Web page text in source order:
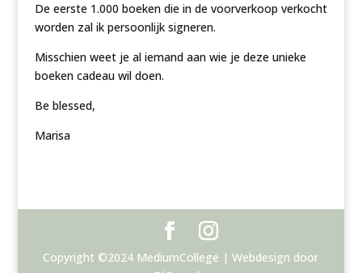
De eerste 1.000 boeken die in de voorverkoop verkocht
worden zal ik persoonlijk signeren.
Misschien weet je al iemand aan wie je deze unieke
boeken cadeau wil doen.
Be blessed,
Marisa
Copyright ©2024 MediumCollege | Webdesign door